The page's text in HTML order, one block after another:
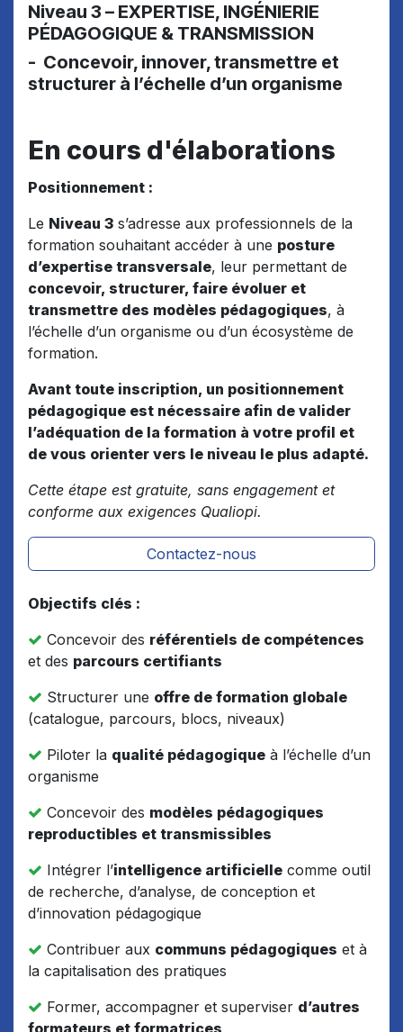
Niveau 3 – EXPERTISE, INGÉNIERIE
PÉDAGOGIQUE & TRANSMISSION
- Concevoir, innover, transmettre et
structurer à l’échelle d’un organisme
En cours d'élaborations
Positionnement :
Le Niveau 3 s’adresse aux professionnels de la
formation souhaitant accéder à une posture
d’expertise transversale, leur permettant de
concevoir, structurer, faire évoluer et
transmettre des modèles pédagogiques, à
l’échelle d’un organisme ou d’un écosystème de
formation.
Avant toute inscription, un positionnement
pédagogique est nécessaire afin de valider
l’adéquation de la formation à votre profil et
de vous orienter vers le niveau le plus adapté.
Cette étape est gratuite, sans engagement et
conforme aux exigences Qualiopi.
Contactez-nous
Objectifs clés :
Concevoir des référentiels de compétences
et des parcours certifiants
Structurer une offre de formation globale
(catalogue, parcours, blocs, niveaux)
Piloter la qualité pédagogique à l’échelle d’un
organisme
Concevoir des modèles pédagogiques
reproductibles et transmissibles
Intégrer l’intelligence artificielle comme outil
de recherche, d’analyse, de conception et
d’innovation pédagogique
Contribuer aux communs pédagogiques et à
la capitalisation des pratiques
Former, accompagner et superviser d’autres
formateurs et formatrices